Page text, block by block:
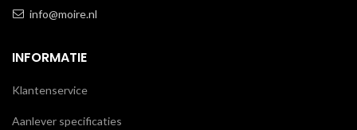
info@moire.nl
INFORMATIE
Klantenservice
Aanlever specificaties